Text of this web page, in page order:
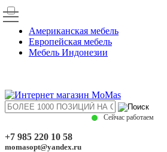
Американская мебель
Европейская мебель
Мебель Индонезии
Сейчас работаем
+7 985 220 10 58
momasopt@yandex.ru